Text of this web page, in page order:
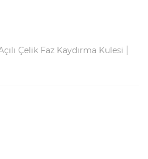
Çelik Faz Kaydırma Kulesi